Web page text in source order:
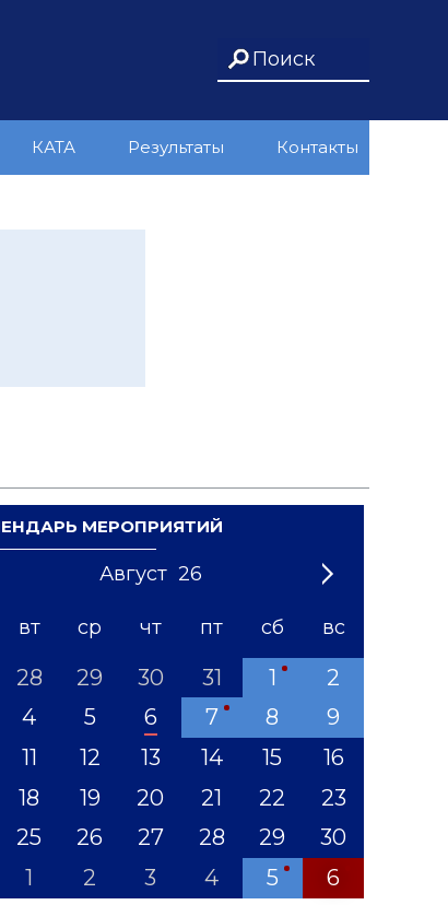
КАТА Результаты Контакты
МЕРОПРИЯТИЙ
Август 26
3 5 8 10 12
'23 '24 '25 '26 '27 '28 '29 '31
вт ср чт пт сб вс
28 29 30 31 1
2
4 5 6 7 8
9
11 12 13 14 15
16
18 19 20 21 22
23
25 26 27 28 29
30
1 2 3 4 5 6